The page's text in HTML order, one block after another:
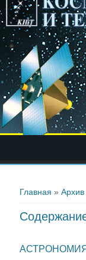
Главная »Архив